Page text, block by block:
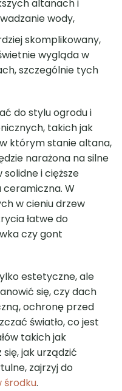
altanach i
wody,
skomplikowany,
wygląda w
szczególnie tych
do stylu ogrodu i
takich jak
którym stanie altana,
narażona na silne
i cięższe
ceramiczna. W
w cieniu drzew
łatwe do
czy gont
estetyczne, ale
się, czy dach
ochronę przed
światło, co jest
takich jak
jak urządzić
zajrzyj do
środku.